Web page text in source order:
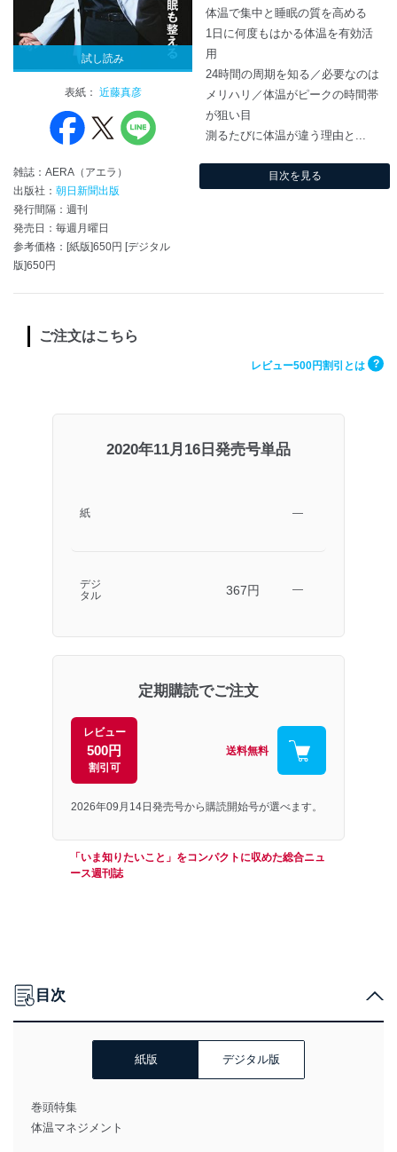
試し読み
表紙： 近藤真彦
雑誌：AERA（アエラ）
出版社： 朝日新聞出版
発行間隔：週刊
発売日：毎週月曜日
参考価格：[紙版]650円 [デジタル
版]650円
体温で集中と睡眠の質を高める
1日に何度もはかる体温を有効活
用
24時間の周期を知る／必要なのは
メリハリ／体温がピークの時間帯
が狙い目
測るたびに体温が違う理由と...
目次を見る
ご注文はこちら
レビュー500円割引とは ?
2020年11月16日発売号単品
紙 ―
デジ
タル
367円 ―
定期購読でご注文
レビュー
500円
割引可
送料無料
2026年09月14日発売号から購読開始号が選べます。
「いま知りたいこと」をコンパクトに収めた総合ニュ
ース週刊誌
目次
紙版 デジタル版
巻頭特集
体温マネジメント